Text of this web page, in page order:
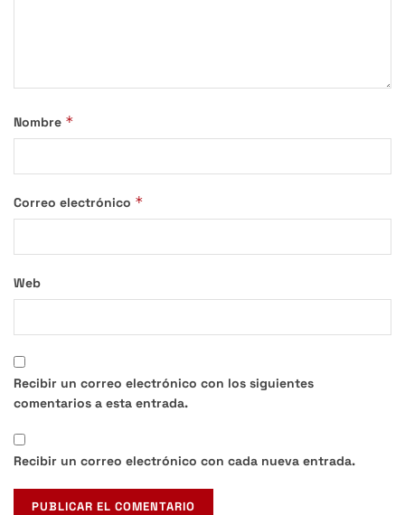
Nombre *
Correo electrónico *
Web
Recibir un correo electrónico con los siguientes
comentarios a esta entrada.
Recibir un correo electrónico con cada nueva entrada.